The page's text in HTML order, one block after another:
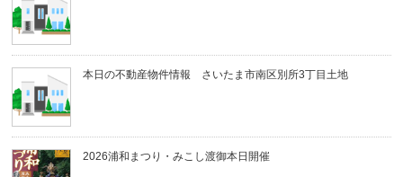
本日の不動産物件情報 さいたま市南区別所3丁目土地
2026浦和まつり・みこし渡御本日開催